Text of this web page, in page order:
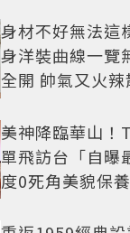
身材不好無法這
身洋裝曲線一覽
全開 帥氣又火
美神降臨華山！
單飛訪台「自曝
度0死角美貌保